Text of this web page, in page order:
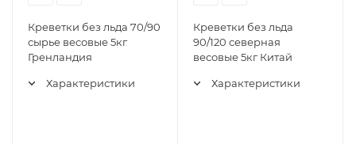
Креветки без льда 70/90
сырье весовые 5кг
Гренландия
Характеристики
Креветки без льда
90/120 северная
весовые 5кг Китай
Характеристики